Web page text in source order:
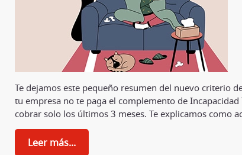
Te dejamos este pequeño resumen del nuevo criterio
tu empresa no te paga el complemento de
cobrar solo los últimos 3 meses. Te explicamos como
Leer más...